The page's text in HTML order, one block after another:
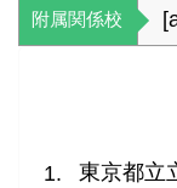
附属関係校
東京都立